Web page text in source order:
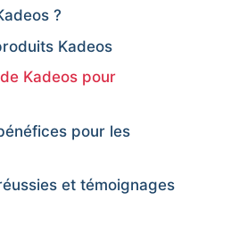
?
Kadeos
Kadeos pour
pour les
et témoignages